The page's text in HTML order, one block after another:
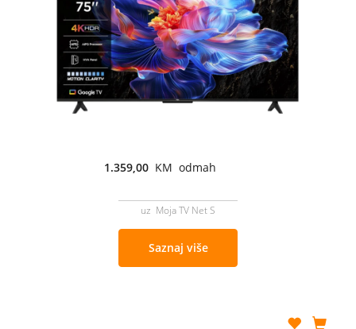
1.359,00 KM odmah
uz Moja TV Net S
Saznaj više